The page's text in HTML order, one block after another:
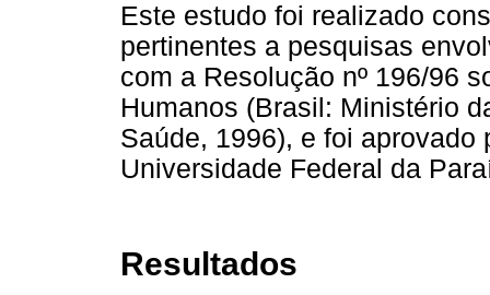
Este estudo foi realizado
pertinentes a pesquisas
com a Resolução nº 196/96
Humanos (Brasil: Ministério
Saúde, 1996), e foi
Universidade Federal da
Resultados